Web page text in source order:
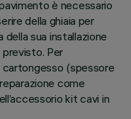
è necessario
della ghiaia per
sua installazione
Per
(spessore
come
kit cavi in